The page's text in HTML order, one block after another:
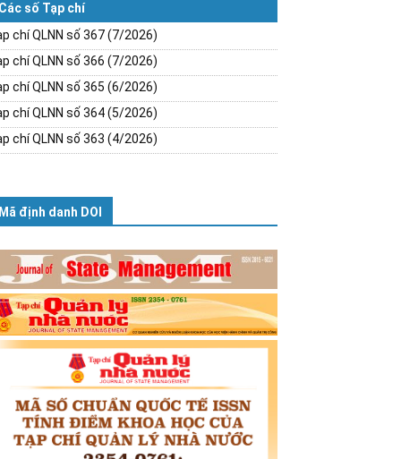
Các số Tạp chí
chí QLNN số 367 (7/2026)
chí QLNN số 366 (7/2026)
chí QLNN số 365 (6/2026)
chí QLNN số 364 (5/2026)
chí QLNN số 363 (4/2026)
Mã định danh DOI